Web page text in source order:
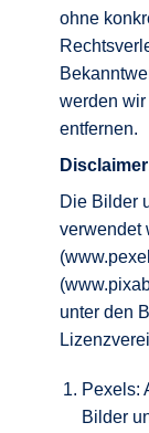
ohne
werden
entfernen.
Die Bilder
verwendet
unter den
Pexels:
Bilder